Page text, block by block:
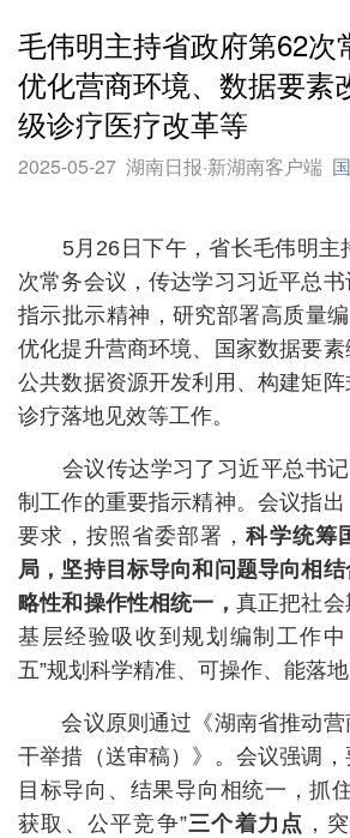
毛伟明主持省政府第62次
优化营商环境、数据要素
级诊疗医疗改革等
2025-05-27 湖南日报·新湖南客户端
5月26日下午，省长毛伟明主
次常务会议，传达学习习近平总
指示批示精神，研究部署高质量编
优化提升营商环境、国家数据要素
公共数据资源开发利用、构建矩
诊疗落地见效等工作。
会议传达学习了习近平总书记
制工作的重要指示精神。会议指
要求，按照省委部署，科学统筹
局，坚持目标导向和问题导向相
略性和操作性相统一， 真正把社会
基层经验吸收到规划编制工作
五”规划科学精准、可操作、能落地
会议原则通过《湖南省推动营
干举措（送审稿）》。会议强调，
目标导向、结果导向相统一，抓
获取、公平竞争”三个着力点 ，